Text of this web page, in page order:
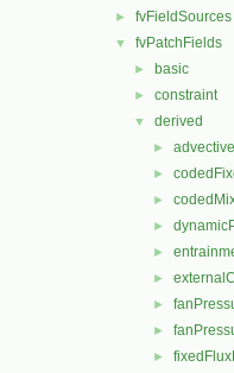
► fvFieldSources
▼ fvPatchFields
► basic
► constraint
▼ derived
► advective
►
►
►
►
►
►
►
►